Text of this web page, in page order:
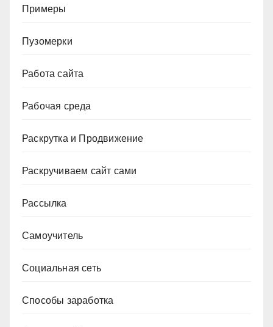
Примеры
Пузомерки
Работа сайта
Рабочая среда
Раскрутка и Продвижение
Раскручиваем сайт сами
Рассылка
Самоучитель
Социальная сеть
Способы заработка